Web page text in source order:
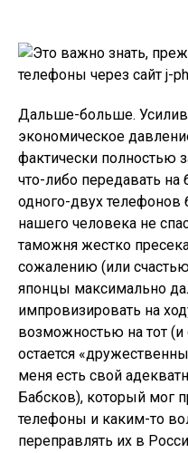
Дальше-больше. Усилив
экономическое
фактически полностью
что-либо передавать на
одного-двух телефонов
нашего человека не
таможня жестко
сожалению (или
японцы максимально
импровизировать на
возможностью на тот
остается
меня есть свой
Бабсков), который мог
телефоны и каким-то
переправлять их в